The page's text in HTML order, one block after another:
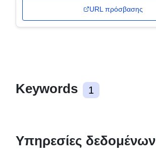
URL πρόσβασης
Keywords 1
Υπηρεσίες δεδομένων